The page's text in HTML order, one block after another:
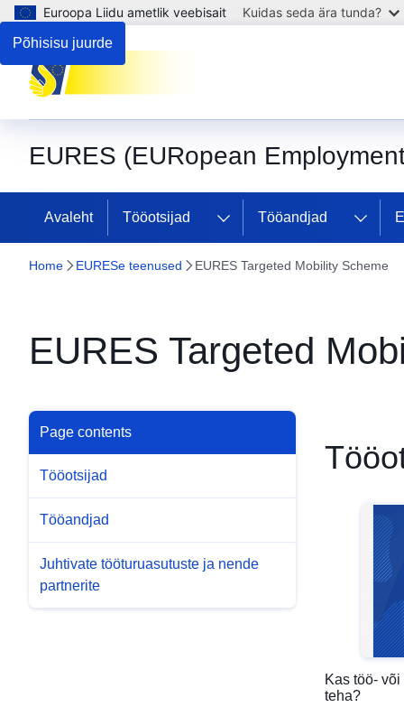
Põhisisu juurde
Euroopa Liidu ametlik veebisait Kuidas seda ära tunda?
EURES (EURopean
Avaleht Tööotsijad Tööandjad
Home EURESe teenused EURES Targeted Mobility Scheme
EURES Targeted
Page contents
Tööotsijad
Tööandjad
Juhtivate tööturuasutuste ja nende
partnerite
Kas töö-
teha?